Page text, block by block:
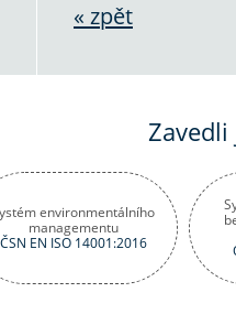
« zpět
environmentálního
managementu
ČSN EN ISO 14001:2016